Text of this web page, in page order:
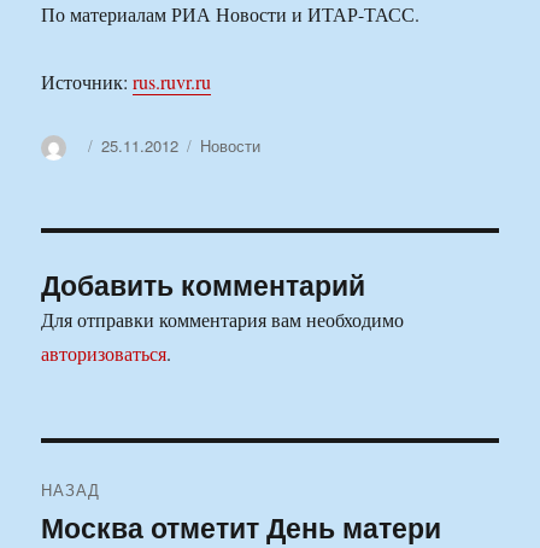
По материалам РИА Новости и ИТАР-ТАСС.
Источник:rus.ruvr.ru
АвторОпубликовано
25.11.2012 Рубрики
Новости
Добавить комментарий
Для отправки комментария вам необходимо
авторизоваться.
по
НАЗАД
Предыдущая
Москва отметит День матери